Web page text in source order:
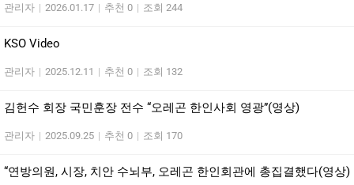
관리자 | 2026.01.17 | 추천 0 | 조회 244
KSO Video
관리자 | 2025.12.11 | 추천 0 | 조회 132
김헌수 회장 국민훈장 전수 “오레곤 한인사회 영광”(영상)
관리자 | 2025.09.25 | 추천 0 | 조회 170
“연방의원, 시장, 치안 수뇌부, 오레곤 한인회관에 총집결했다(영상)